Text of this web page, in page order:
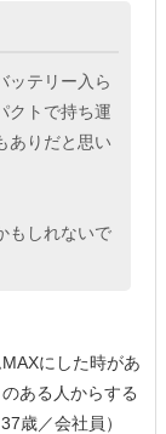
ッテリー入ら
クトで持ち運
ありだと思い
もしれないで
にした時があ
ある人からする
歳／会社員）